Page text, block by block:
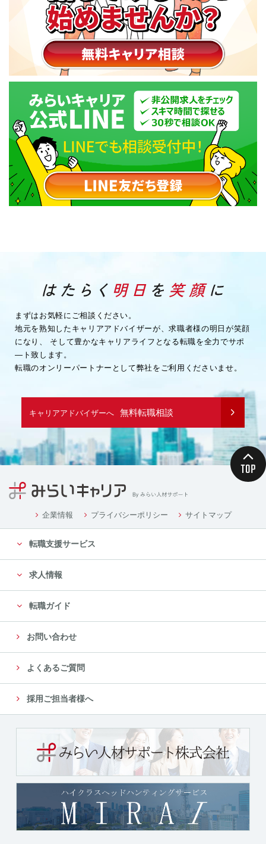
まずはお気軽にご相談ください。
地元を熟知したキャリアアドバイザーが、求職者様の明日が笑顔
になり、
そして豊かなキャリアライフとなる転職を全力でサポ
―ト致します。
転職のオンリーパートナーとして弊社をご利用くださいませ。
キャリアアドバイザーへ 無料転職相談
企業情報 プライバシーポリシー サイトマップ
転職支援サービス
求人情報
転職ガイド
お問い合わせ
よくあるご質問
採用ご担当者様へ